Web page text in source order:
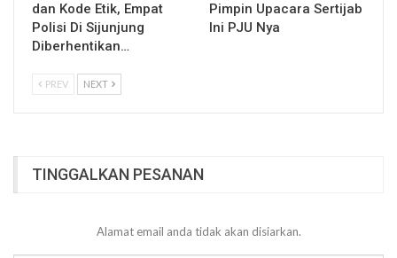
dan Kode Etik, Empat
Polisi Di Sijunjung
Diberhentikan…
Pimpin Upacara Sertijab
Ini PJU Nya
PREV NEXT
TINGGALKAN PESANAN
Alamat email anda tidak akan disiarkan.